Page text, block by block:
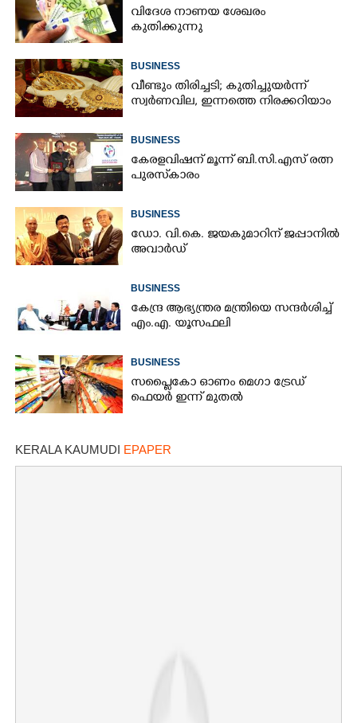
വിദേശ നാണയ ശേഖരം
കുതിക്കുന്നു
BUSINESS
വീണ്ടും തിരിച്ചടി; കുതിച്ചുയർന്ന്
സ്വർണവില, ഇന്നത്തെ നിരക്കറിയാം
BUSINESS
കേരളവിഷന് മൂന്ന് ബി.സി.എസ് രത്ന
പുരസ്‌കാരം
BUSINESS
ഡോ. വി.കെ. ജയകുമാറിന് ജപ്പാനിൽ
അവാർഡ്
BUSINESS
കേന്ദ്ര ആഭ്യന്ത്രര മന്ത്രിയെ സന്ദർശിച്ച്
എം.എ. യൂസഫലി
BUSINESS
സപ്ലൈകോ ഓണം മെഗാ ട്രേഡ്
ഫെയർ ഇന്ന് മുതൽ
KERALA KAUMUDI EPAPER